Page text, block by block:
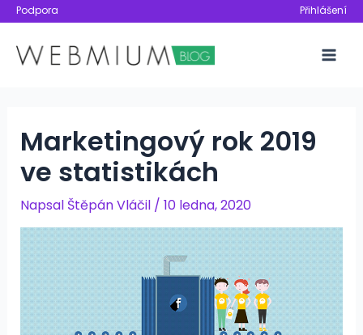
Přeskočit
obsah
Podpora Přihlášení
Marketingový rok 2019
ve statistikách
Napsal Štěpán Vláčil / 10 ledna, 2020